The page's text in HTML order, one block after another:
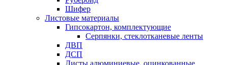
Шифер
Листовые материалы
Гипсокартон, комплектующие
Серпянки, стеклотканевые ленты
ДВП
ДСП
Листы алюминиевые, оцинкованные